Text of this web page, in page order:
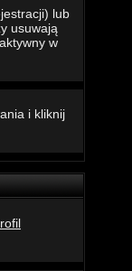
lub
usuwają
w
i kliknij